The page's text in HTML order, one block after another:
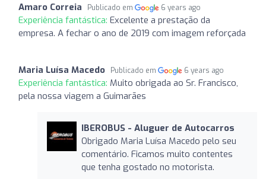
Amaro Correia Publicado em 6 years ago
Experiência fantástica: Excelente a prestação da
empresa. A fechar o ano de 2019 com imagem reforçada
Maria Luísa Macedo Publicado em 6 years ago
Experiência fantástica: Muito obrigada ao Sr. Francisco,
pela nossa viagem a Guimarães
IBEROBUS - Aluguer de Autocarros
Obrigado Maria Luísa Macedo pelo seu
comentário. Ficamos muito contentes
que tenha gostado no motorista.